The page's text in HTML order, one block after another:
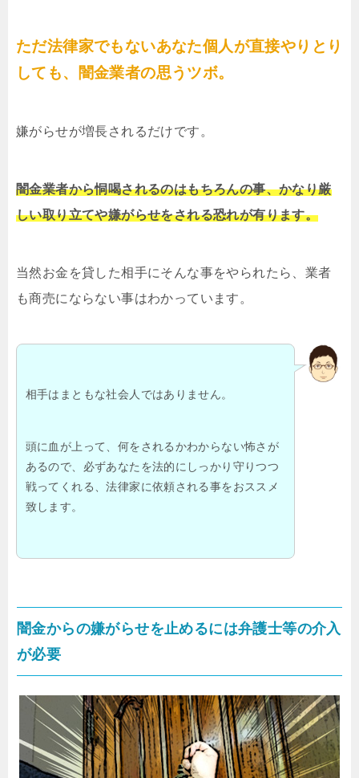
ただ法律家でもないあなた個人が直接やりとり
しても、闇金業者の思うツボ。
嫌がらせが増長されるだけです。
闇金業者から恫喝されるのはもちろんの事、かなり厳
しい取り立てや嫌がらせをされる恐れが有ります。
当然お金を貸した相手にそんな事をやられたら、業者
も商売にならない事はわかっています。
相手はまともな社会人ではありません。
頭に血が上って、何をされるかわからない怖さが
あるので、必ずあなたを法的にしっかり守りつつ
戦ってくれる、法律家に依頼される事をおススメ
致します。
闇金からの嫌がらせを止めるには弁護士等の介入
が必要